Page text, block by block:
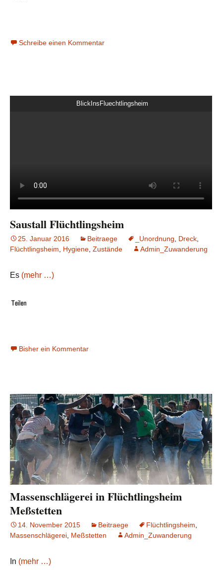
Schreibe einen Kommentar
BlickInsFluechtlingsheim
Saustall Flüchtlingsheim
25. Januar 2016 Beitraege _Unordnung Dreck
Flüchtlingsheim
Hygiene Zustände Admin_Zuwanderung
Es (mehr …)
Bisher ein Kommentar
Massenschlägerei in Flüchtlingsheim
Meßstetten
14. November 2015 Beitraege Flüchtlingsheim
Massenschlägerei Meßstetten Admin_Zuwanderung
In (mehr …)